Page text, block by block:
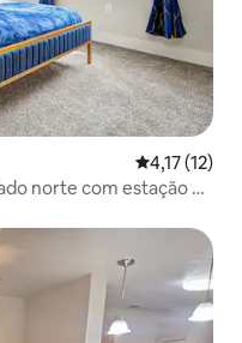
4,17 de uma
4,17 (12)
norte com estação de